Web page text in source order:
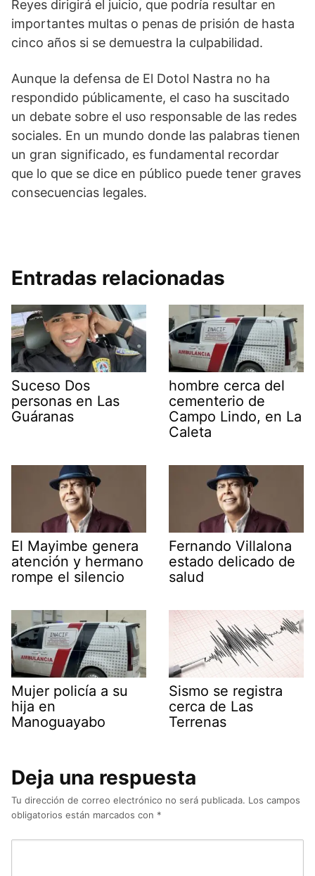
Reyes dirigirá el juicio, que podría resultar en
importantes multas o penas de prisión de hasta
cinco años si se demuestra la culpabilidad.
Aunque la defensa de El Dotol Nastra no ha
respondido públicamente, el caso ha suscitado
un debate sobre el uso responsable de las redes
sociales. En un mundo donde las palabras tienen
un gran significado, es fundamental recordar
que lo que se dice en público puede tener graves
consecuencias legales.
Entradas relacionadas
Suceso Dos
personas en Las
Guáranas
hombre cerca del
cementerio de
Campo Lindo, en La
Caleta
El Mayimbe genera
atención y hermano
rompe el silencio
Fernando Villalona
estado delicado de
salud
Mujer policía a su
hija en
Manoguayabo
Sismo se registra
cerca de Las
Terrenas
Deja una respuesta
Tu dirección de correo electrónico no será publicada. Los campos
obligatorios están marcados con *